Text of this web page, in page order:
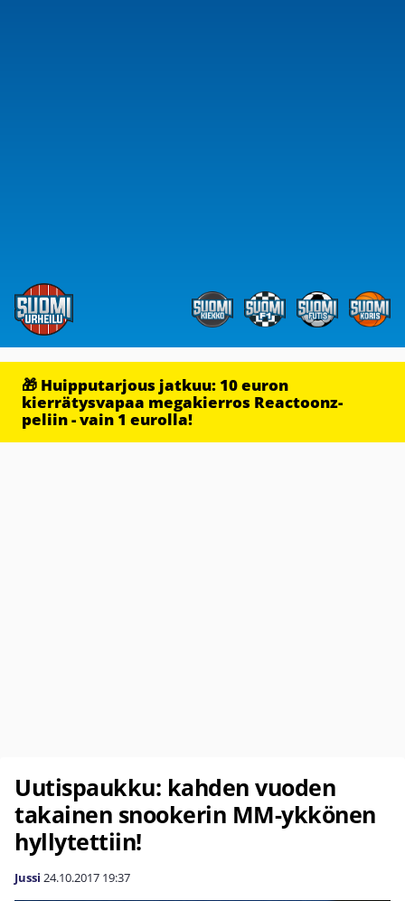
🎁 Huipputarjous jatkuu: 10 euron
kierrätysvapaa megakierros Reactoonz-
peliin - vain 1 eurolla!
Uutispaukku: kahden vuoden
takainen snookerin MM-ykkönen
hyllytettiin!
Jussi 24.10.2017 19:37